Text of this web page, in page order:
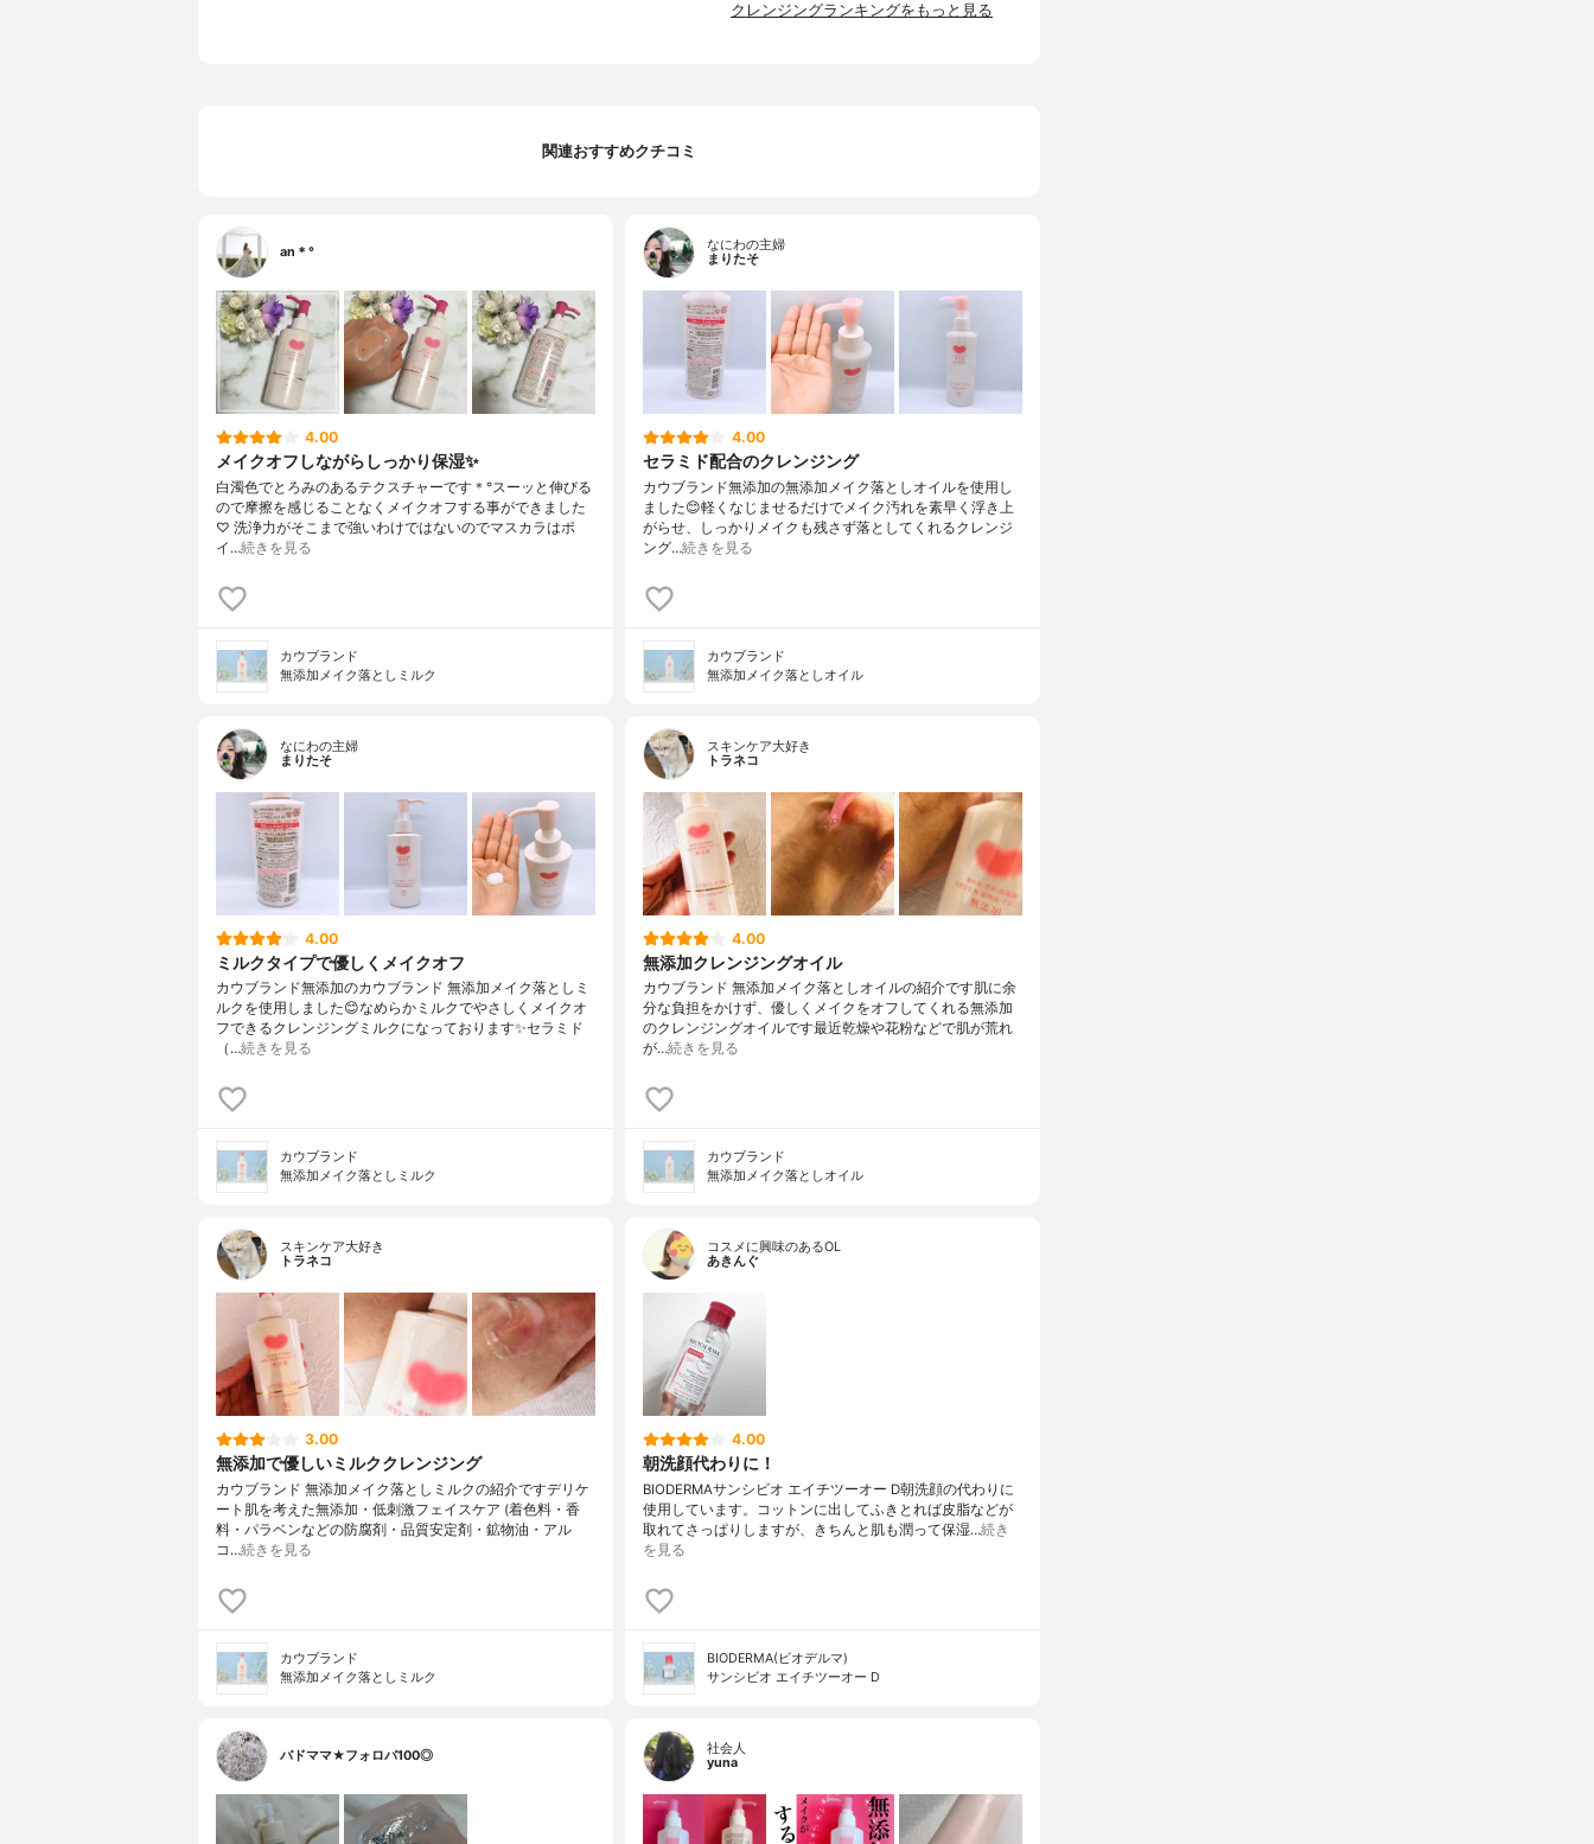
クレンジングランキングをもっと見る
関連おすすめクチコミ
an＊°
4.00
メイクオフしながらしっかり保湿✨
白濁色でとろみのあるテクスチャーです＊°スーッと伸びる
ので摩擦を感じることなくメイクオフする事ができました
♡ 洗浄力がそこまで強いわけではないのでマスカラはポ
イ…続きを見る
カウブランド
無添加メイク落としミルク
なにわの主婦
まりたそ
4.00
セラミド配合のクレンジング
カウブランド無添加の無添加メイク落としオイルを使用し
ました😊軽くなじませるだけでメイク汚れを素早く浮き上
がらせ、しっかりメイクも残さず落としてくれるクレンジ
ング…続きを見る
カウブランド
無添加メイク落としオイル
なにわの主婦
まりたそ
4.00
ミルクタイプで優しくメイクオフ
カウブランド無添加のカウブランド 無添加メイク落としミ
ルクを使用しました😊なめらかミルクでやさしくメイクオ
フできるクレンジングミルクになっております✨セラミド
（…続きを見る
カウブランド
無添加メイク落としミルク
スキンケア大好き
トラネコ
4.00
無添加クレンジングオイル
カウブランド 無添加メイク落としオイルの紹介です肌に余
分な負担をかけず、優しくメイクをオフしてくれる無添加
のクレンジングオイルです最近乾燥や花粉などで肌が荒れ
が…続きを見る
カウブランド
無添加メイク落としオイル
スキンケア大好き
トラネコ
3.00
無添加で優しいミルククレンジング
カウブランド 無添加メイク落としミルクの紹介ですデリケ
ート肌を考えた無添加・低刺激フェイスケア (着色料・香
料・パラベンなどの防腐剤・品質安定剤・鉱物油・アル
コ…続きを見る
カウブランド
無添加メイク落としミルク
コスメに興味のあるOL
あきんぐ
4.00
朝洗顔代わりに！
BIODERMAサンシビオ エイチツーオー D朝洗顔の代わりに
使用しています。コットンに出してふきとれば皮脂などが
取れてさっぱりしますが、きちんと肌も潤って保湿…続き
を見る
BIODERMA(ビオデルマ)
サンシビオ エイチツーオー D
バドママ★フォロバ100◎
社会人
yuna